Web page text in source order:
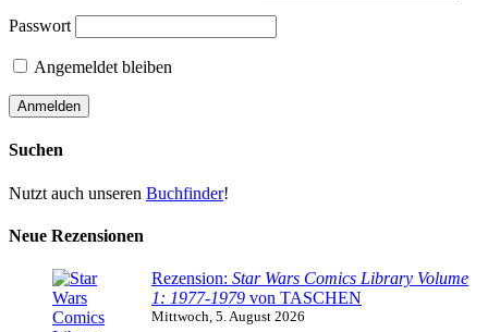
Passwort
Angemeldet bleiben
Suchen
Nutzt auch unseren Buchfinder!
Neue Rezensionen
Rezension: Star Wars Comics Library Volume
1: 1977-1979 von TASCHEN
Mittwoch, 5. August 2026